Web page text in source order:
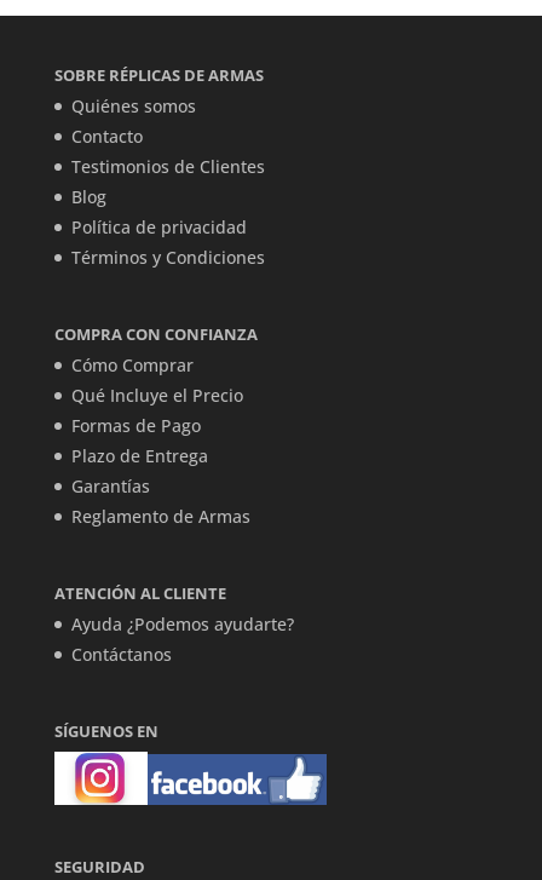
SOBRE RÉPLICAS DE ARMAS
Quiénes somos
Contacto
Testimonios de Clientes
Blog
Política de privacidad
Términos y Condiciones
COMPRA CON CONFIANZA
Cómo Comprar
Qué Incluye el Precio
Formas de Pago
Plazo de Entrega
Garantías
Reglamento de Armas
ATENCIÓN AL CLIENTE
Ayuda ¿Podemos ayudarte?
Contáctanos
SÍGUENOS EN
SEGURIDAD